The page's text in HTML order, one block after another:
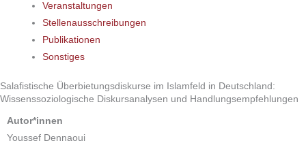
Veranstaltungen
Stellenausschreibungen
Publikationen
Sonstiges
Salafistische Überbietungsdiskurse im Islamfeld in Deutschland:
Wissenssoziologische Diskursanalysen und Handlungsempfehlungen
Autor*innen
Youssef Dennaoui